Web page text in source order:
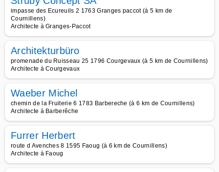
impasse des Ecureuils 2 1763 Granges paccot (à 5 km de
Cournillens)
Architecte à Granges-Paccot
Architekturbüro
promenade du Ruisseau 25 1796 Courgevaux (à 5 km de Cournillens)
Architecte à Courgevaux
Waeber Michel
chemin de la Fruiterie 6 1783 Barbereche (à 6 km de Cournillens)
Architecte à Barberêche
Furrer Herbert
route d Avenches 8 1595 Faoug (à 6 km de Cournillens)
Architecte à Faoug